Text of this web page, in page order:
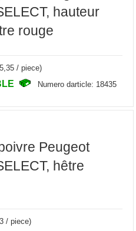
hauteur
rouge
/ piece)
Numero darticle: 18435
Peugeot
hêtre
/ piece)